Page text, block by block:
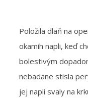
Položila dlaň na
okamih napli, keď
bolestivým
nebadane stisla
jej napli svaly na